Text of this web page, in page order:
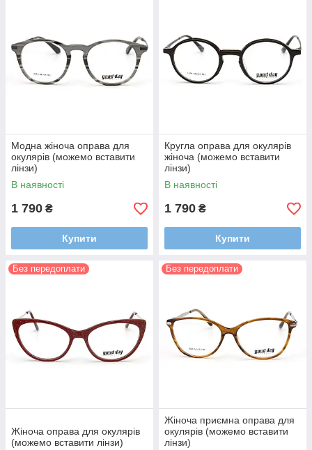
Модна жіноча оправа для
окулярів (можемо вставити
лінзи)
В наявності
1 790 ₴
Купити
Кругла оправа для окулярів
жіноча (можемо вставити
лінзи)
В наявності
1 790 ₴
Купити
Без передоплати
Жіноча оправа для окулярів
(можемо вставити лінзи)
Без передоплати
Жіноча приємна оправа для
окулярів (можемо вставити
лінзи)